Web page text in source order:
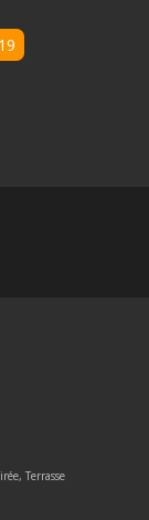
19
Terrasse